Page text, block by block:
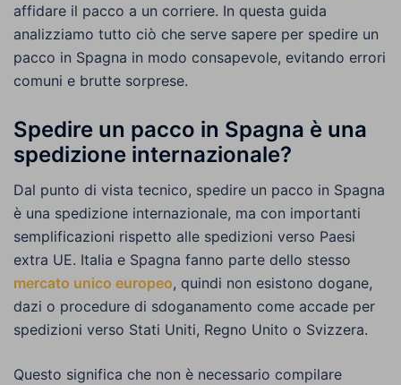
affidare il pacco a un corriere. In questa guida
analizziamo tutto ciò che serve sapere per spedire un
pacco in Spagna in modo consapevole, evitando errori
comuni e brutte sorprese.
Spedire un pacco in Spagna è una
spedizione internazionale?
Dal punto di vista tecnico, spedire un pacco in Spagna
è una spedizione internazionale, ma con importanti
semplificazioni rispetto alle spedizioni verso Paesi
extra UE. Italia e Spagna fanno parte dello stesso
mercato unico europeo, quindi non esistono dogane,
dazi o procedure di sdoganamento come accade per
spedizioni verso Stati Uniti, Regno Unito o Svizzera.
Questo significa che non è necessario compilare